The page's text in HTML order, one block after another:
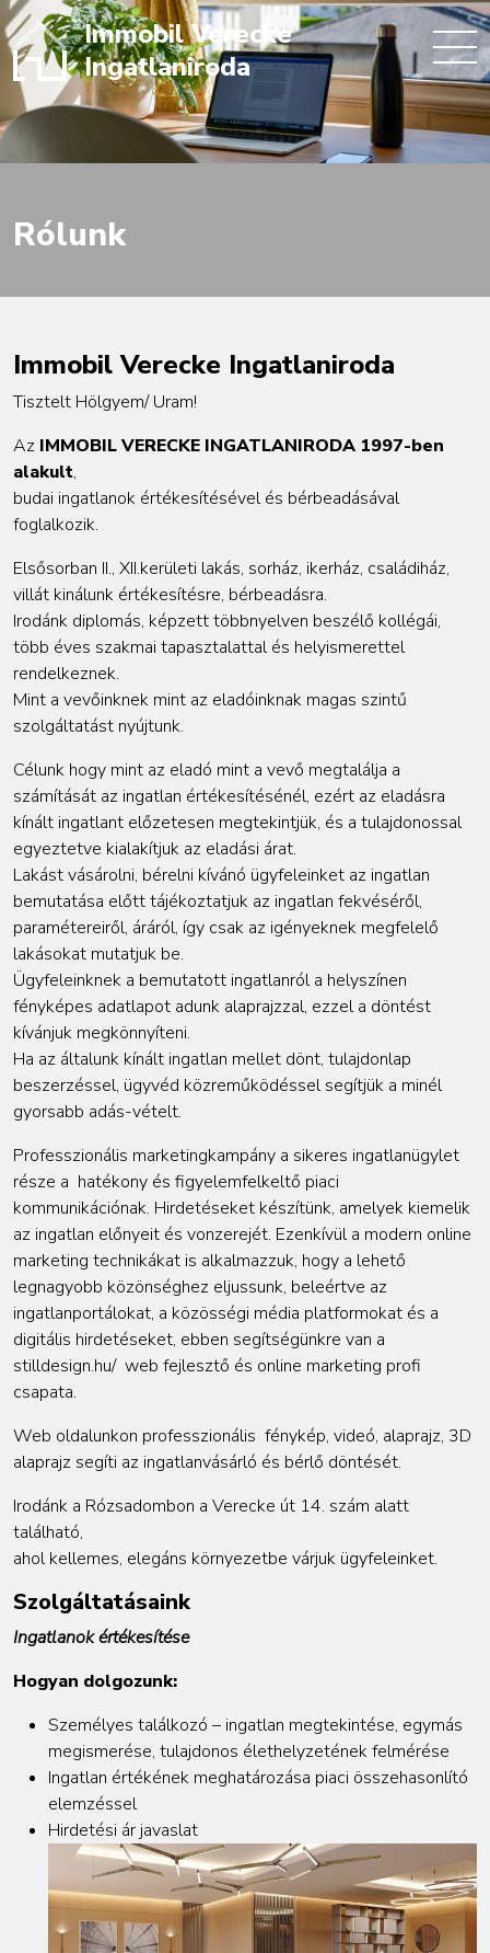
Immobil Verecke
Ingatlaniroda
Rólunk
Immobil Verecke Ingatlaniroda
Tisztelt Hölgyem/ Uram!
Az IMMOBIL VERECKE INGATLANIRODA 1997-ben
alakult,
budai ingatlanok értékesítésével és bérbeadásával
foglalkozik.
Elsősorban II., XII.kerületi lakás, sorház, ikerház, családiház,
villát kinálunk értékesítésre, bérbeadásra.
Irodánk diplomás, képzett többnyelven beszélő kollégái,
több éves szakmai tapasztalattal és helyismerettel
rendelkeznek.
Mint a vevőinknek mint az eladóinknak magas szintű
szolgáltatást nyújtunk.
Célunk hogy mint az eladó mint a vevő megtalálja a
számítását az ingatlan értékesítésénél, ezért az eladásra
kínált ingatlant előzetesen megtekintjük, és a tulajdonossal
egyeztetve kialakítjuk az eladási árat.
Lakást vásárolni, bérelni kívánó ügyfeleinket az ingatlan
bemutatása előtt tájékoztatjuk az ingatlan fekvéséről,
paramétereiről, áráról, így csak az igényeknek megfelelő
lakásokat mutatjuk be.
Ügyfeleinknek a bemutatott ingatlanról a helyszínen
fényképes adatlapot adunk alaprajzzal, ezzel a döntést
kívánjuk megkönnyíteni.
Ha az általunk kínált ingatlan mellet dönt, tulajdonlap
beszerzéssel, ügyvéd közreműködéssel segítjük a minél
gyorsabb adás-vételt.
Professzionális marketingkampány a sikeres ingatlanügylet
része a hatékony és figyelemfelkeltő piaci
kommunikációnak. Hirdetéseket készítünk, amelyek kiemelik
az ingatlan előnyeit és vonzerejét. Ezenkívül a modern online
marketing technikákat is alkalmazzuk, hogy a lehető
legnagyobb közönséghez eljussunk, beleértve az
ingatlanportálokat, a közösségi média platformokat és a
digitális hirdetéseket, ebben segítségünkre van a
stilldesign.hu/web fejlesztő és online marketing profi
csapata.
Web oldalunkon professzionális fénykép, videó, alaprajz, 3D
alaprajz segíti az ingatlanvásárló és bérlő döntését.
Irodánk a Rózsadombon a Verecke út 14. szám alatt
található,
ahol kellemes, elegáns környezetbe várjuk ügyfeleinket.
Szolgáltatásaink
Ingatlanok értékesítése
Hogyan dolgozunk:
Személyes találkozó – ingatlan megtekintése, egymás
megismerése, tulajdonos élethelyzetének felmérése
Ingatlan értékének meghatározása piaci összehasonlító
elemzéssel
Hirdetési ár javaslat